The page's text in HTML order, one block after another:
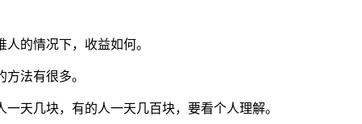
的情况下，收益如何。
法有很多。
天几块，有的人一天几百块，要看个人理解。